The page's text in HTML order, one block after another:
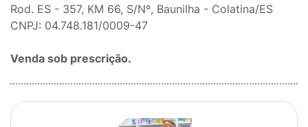
Rod. ES - 357, KM 66, S/Nº, Baunilha - Colatina/ES
CNPJ: 04.748.181/0009-47
Venda sob prescrição.